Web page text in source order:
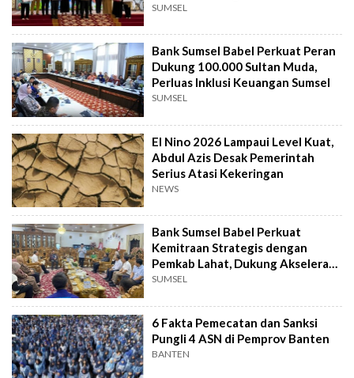
SUMSEL
Bank Sumsel Babel Perkuat Peran
Dukung 100.000 Sultan Muda,
Perluas Inklusi Keuangan Sumsel
SUMSEL
El Nino 2026 Lampaui Level Kuat,
Abdul Azis Desak Pemerintah
Serius Atasi Kekeringan
NEWS
Bank Sumsel Babel Perkuat
Kemitraan Strategis dengan
Pemkab Lahat, Dukung Akselerasi
Ekonomi Daerah
SUMSEL
6 Fakta Pemecatan dan Sanksi
Pungli 4 ASN di Pemprov Banten
BANTEN